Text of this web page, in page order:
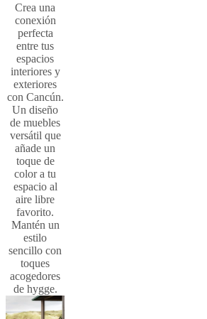
Crea una
conexión
perfecta
entre tus
espacios
interiores y
exteriores
con Cancún.
Un diseño
de muebles
versátil que
añade un
toque de
color a tu
espacio al
aire libre
favorito.
Mantén un
estilo
sencillo con
toques
acogedores
de hygge.